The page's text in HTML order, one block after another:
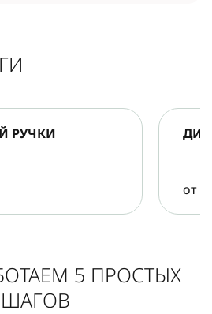
РУЧКИ
от
5 ПРОСТЫХ
ШАГОВ